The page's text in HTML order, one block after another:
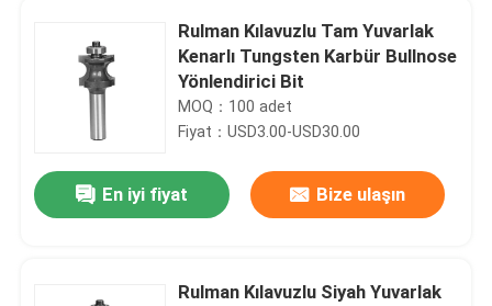
Rulman Kılavuzlu Tam Yuvarlak
Kenarlı Tungsten Karbür Bullnose
Yönlendirici Bit
MOQ：100 adet
Fiyat：USD3.00-USD30.00
En iyi fiyat Bize ulaşın
Rulman Kılavuzlu Siyah Yuvarlak